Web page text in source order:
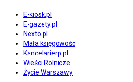
E-kiosk.pl
E-gazety.pl
Nexto.pl
Mała księgowość
Kancelarierp.pl
Wieści Rolnicze
Życie Warszawy